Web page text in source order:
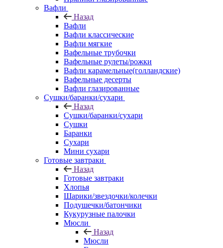
Вафли
Назад
Вафли
Вафли классические
Вафли мягкие
Вафельные трубочки
Вафельные рулеты/рожки
Вафли карамельные(голландские)
Вафельные десерты
Вафли глазированные
Сушки/баранки/сухари
Назад
Сушки/баранки/сухари
Сушки
Баранки
Сухари
Мини сухари
Готовые завтраки
Назад
Готовые завтраки
Хлопья
Шарики/звездочки/колечки
Подушечки/батончики
Кукурузные палочки
Мюсли
Назад
Мюсли